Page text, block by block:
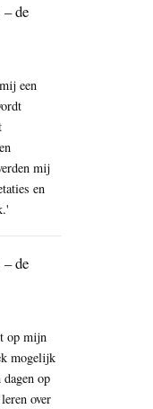
de
een
mij
en
de
op mijn
mogelijk
op
over